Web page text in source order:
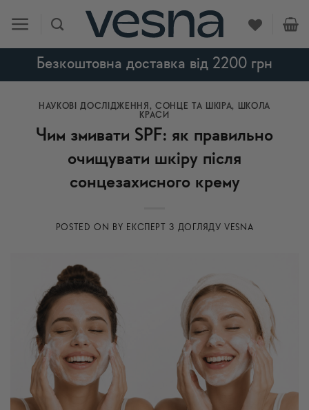
content
Безкоштовна доставка від 2200 грн
НАУКОВІ ДОСЛІДЖЕННЯ , СОНЦЕ ТА ШКІРА,
ШКОЛА
КРАСИ
Чим змивати SPF: як правильно
очищувати шкіру після
сонцезахисного крему
POSTED ON BY ЕКСПЕРТ З ДОГЛЯДУ VESNA